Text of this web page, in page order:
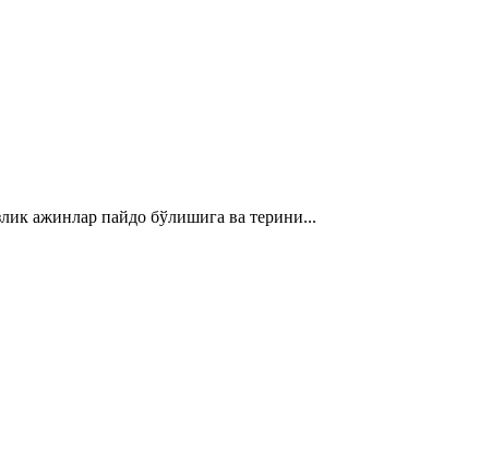
ажинлар пайдо бўлишига ва терини...